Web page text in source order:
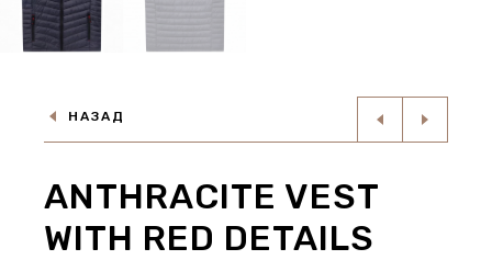
НАЗАД
ANTHRACITE VEST
WITH RED DETAILS